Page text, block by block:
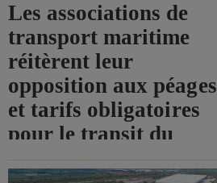
Les associations de
transport maritime
réitèrent leur
opposition aux péages
et tarifs obligatoires
pour le transit du